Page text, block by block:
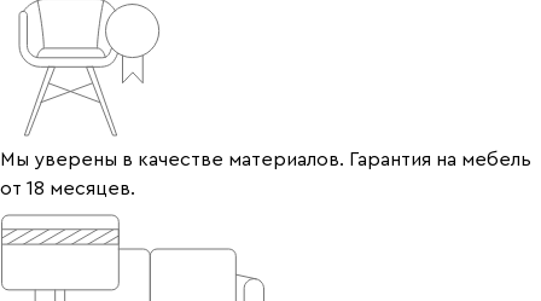
Мы уверены в качестве материалов. Гарантия на мебель
от 18 месяцев.